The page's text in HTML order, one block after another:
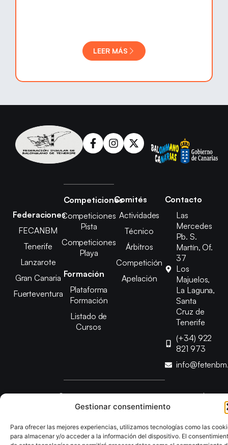
Gestionar consentimiento
Para ofrecer las mejores experiencias, utilizamos tecnologías como las
para almacenar y/o acceder a la información del dispositivo. El
LEER MÁS
Federaciones
FECANBM
Tenerife
Lanzarote
Gran Canaria
Fuerteventura
Competiciones
Competiciones
Pista
Competiciones
Playa
Formación
Plataforma
Formación
Listado de
Cursos
Comités
Actividades
Técnico
Árbitros
Competición
Apelación
Contacto
Las
Mercedes
Pb. S.
Martín, Of.
37
Los
Majuelos,
La Laguna,
Santa
Cruz de
Tenerife
(+34) 922
821 973
Copyright © 2025 Federación Canaria de Balonmano |
Desarrollado porTOOOLS
Aviso Legal Política de CookiesPolítica de Privacidad